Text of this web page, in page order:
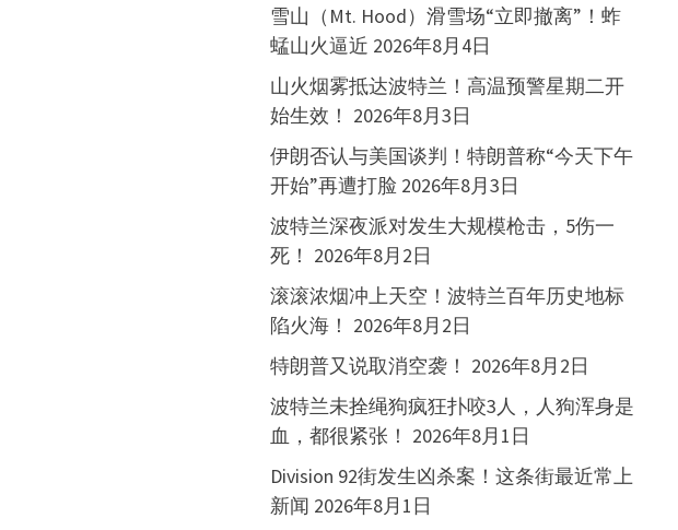
雪山（Mt. Hood）滑雪场“立即撤离”！蚱
蜢山火逼近 2026年8月4日
山火烟雾抵达波特兰！高温预警星期二开
始生效！ 2026年8月3日
伊朗否认与美国谈判！特朗普称“今天下午
开始”再遭打脸 2026年8月3日
波特兰深夜派对发生大规模枪击，5伤一
死！ 2026年8月2日
滚滚浓烟冲上天空！波特兰百年历史地标
陷火海！ 2026年8月2日
特朗普又说取消空袭！ 2026年8月2日
波特兰未拴绳狗疯狂扑咬3人，人狗浑身是
血，都很紧张！ 2026年8月1日
Division 92街发生凶杀案！这条街最近常上
新闻 2026年8月1日